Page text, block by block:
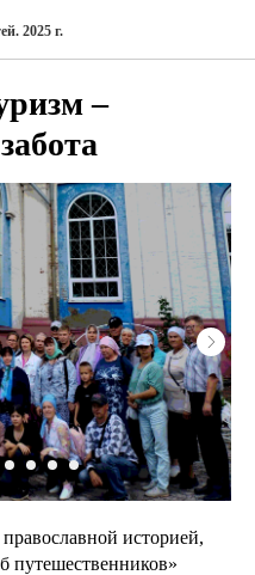
2025 г.
–
историей,
путешественников»